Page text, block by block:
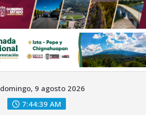
domingo, 9 agosto 2026
7:44:41 AM